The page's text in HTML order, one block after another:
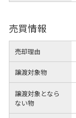
売買情報
売却理由
譲渡対象物
譲渡対象となら
ない物